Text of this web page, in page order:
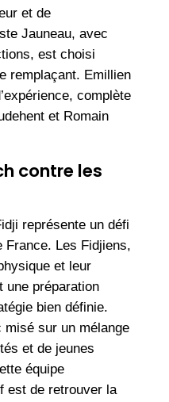
et de
Jauneau, avec
est choisi
remplaçant. Emillien
complète
et Romain
contre les
représente un défi
France. Les Fidjiens,
et leur
une préparation
bien définie.
misé sur un mélange
et de jeunes
équipe
est de retrouver la